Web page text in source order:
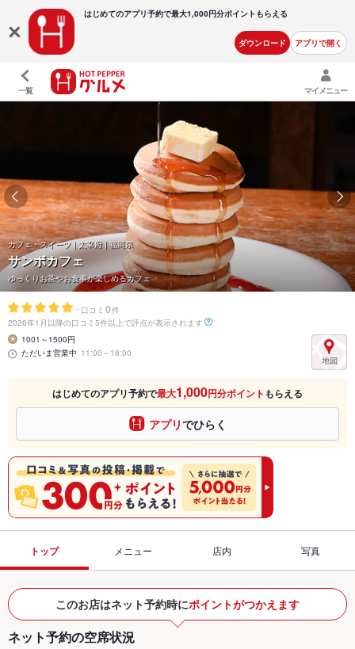
はじめてのアプリ予約で最大1,000円分ポイントもらえる
ダウンロード アプリで開く
一覧 マイメニュー
カフェ・スイーツ | 太宰府 | 福岡県
サンボカフェ
ゆっくりお茶やお食事が楽しめるカフェ
- 口コミ 0件
2026年1月以降の口コミ5件以上で評点が表示されます
1001～1500円
ただいま営業中 11:00～18:00
はじめてのアプリ予約で最大1,000円分ポイント もらえる
アプリでひらく
トップ メニュー 店内 写真
このお店はネット予約時にポイントがつかえます
ネット予約の空席状況